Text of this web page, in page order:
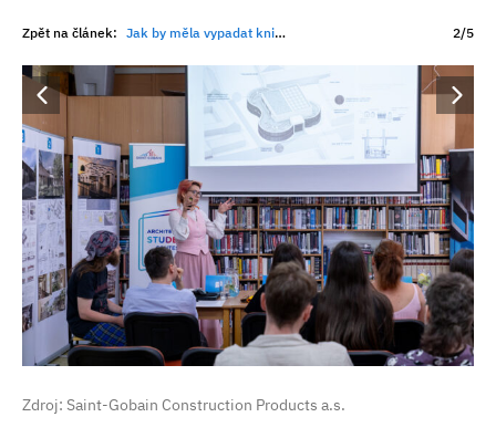
Zpět na článek: Jak by měla vypadat knihovna 21. století? Studenti navrhli nové centrum Roztok 2/5
Zdroj: Saint-Gobain Construction Products a.s.